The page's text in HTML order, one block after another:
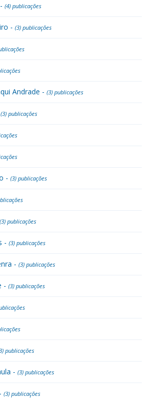
(4) publicações
- (3) publicações
Andrade - (3) publicações
(3) publicações
- (3) publicações
(3) publicações
- (3) publicações
- (3) publicações
- (3) publicações
publicações
- (3) publicações
(3) publicações